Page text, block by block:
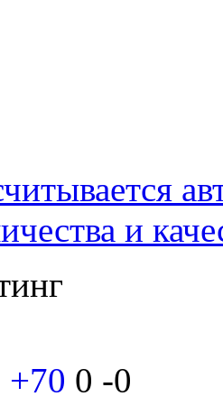
и
+70 0 -0